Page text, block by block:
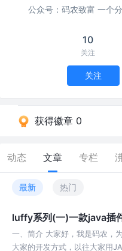
公众号：码农致富 一个
10
关注
关注
获得徽章 0
动态 文章 专栏
最新 热门
luffy系列(一)一款java插
一、简介 大家好，我是码农，
大家的开发方式，以往大家用